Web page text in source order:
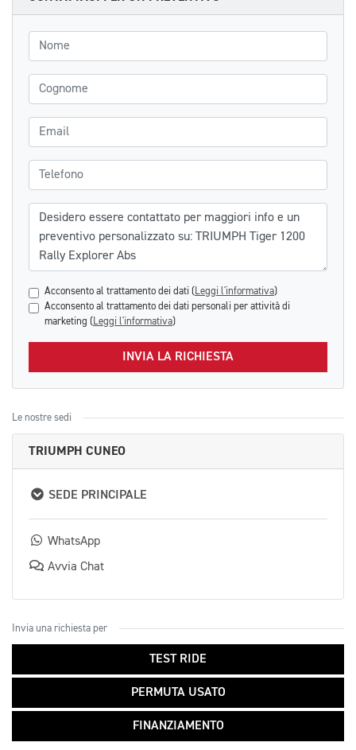
Nome
Cognome
Email
Telefono
Messaggio
Acconsento al trattamento dei dati ( Leggi l'informativa)
Acconsento al trattamento dei dati personali per attività di
marketing ( Leggi l'informativa)
INVIA LA RICHIESTA
Le nostre sedi
TRIUMPH CUNEO
SEDE PRINCIPALE
WhatsApp
Avvia Chat
Invia una richiesta per
TEST RIDE
PERMUTA USATO
FINANZIAMENTO